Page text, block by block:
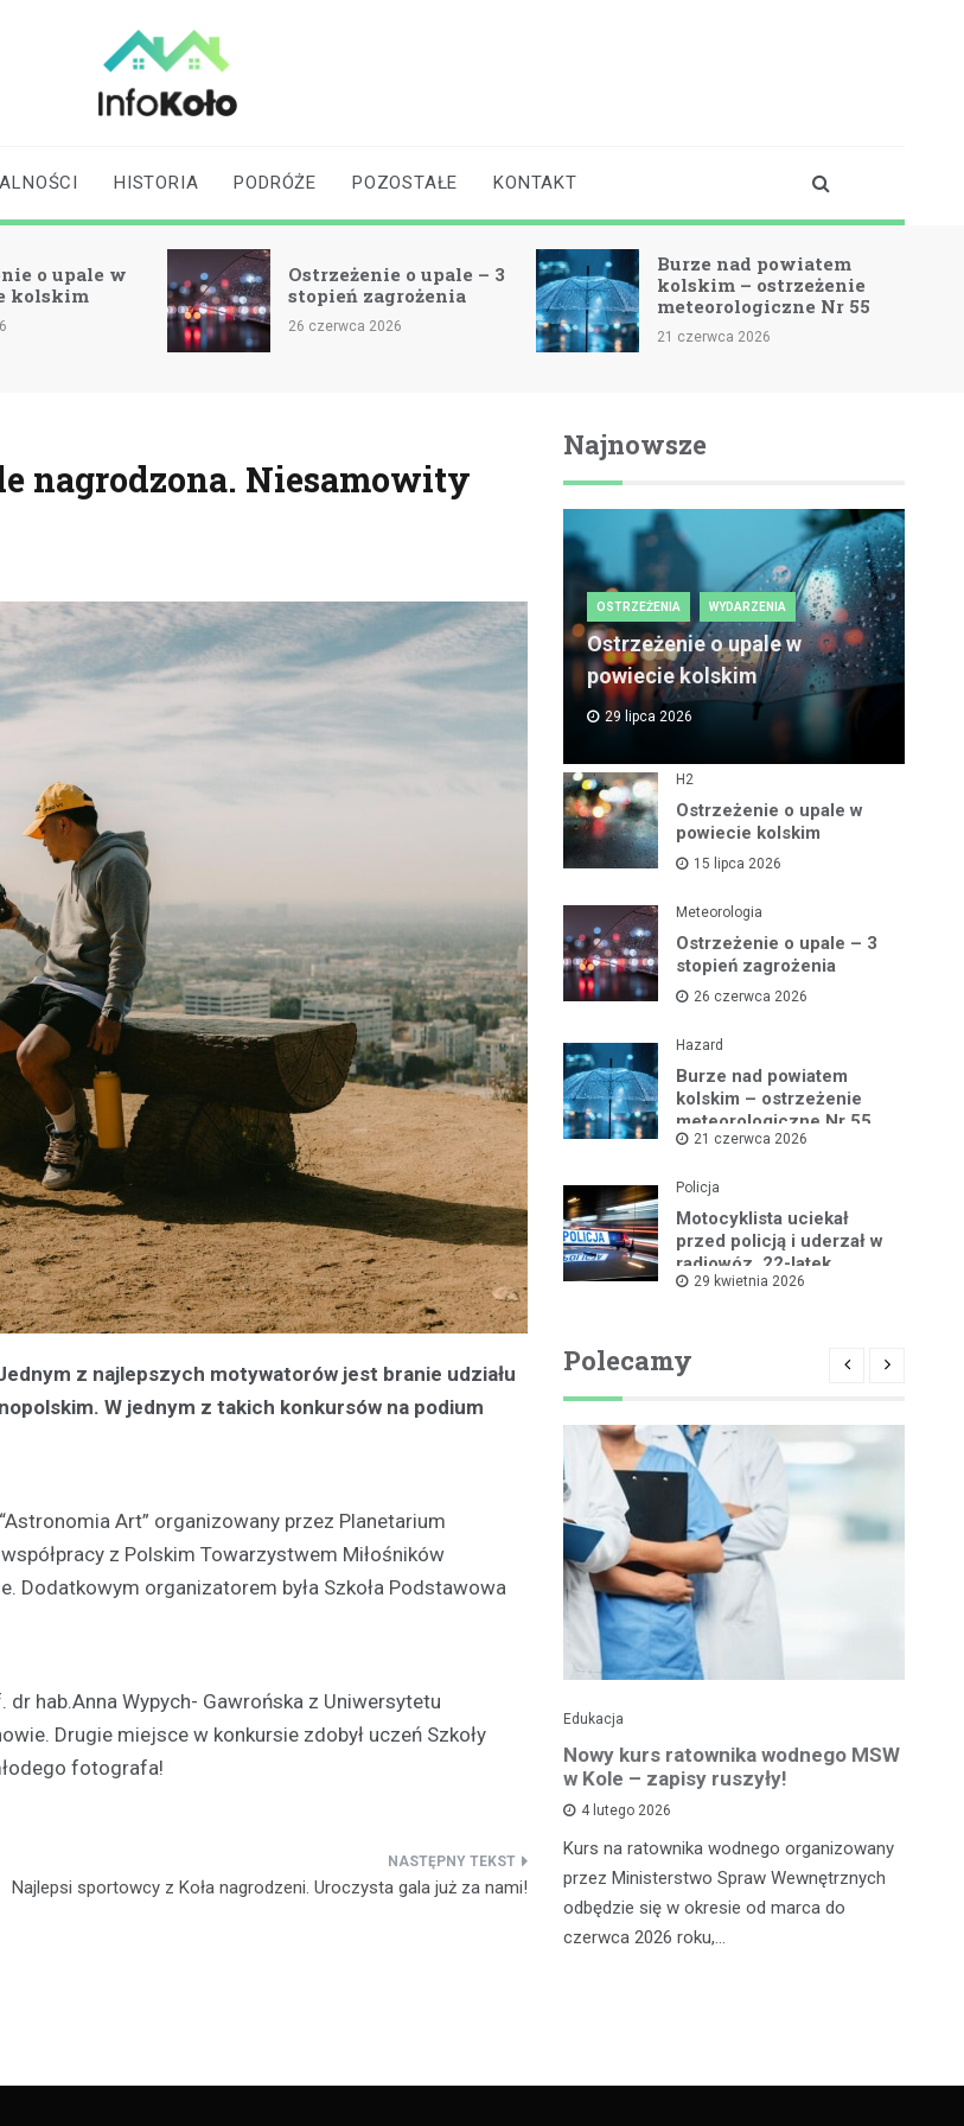
Koła | Koło
online
HISTORIA PODRÓŻE POZOSTAŁE KONTAKT
o upale w
kolskim
Ostrzeżenie o upale – 3
stopień zagrożenia
26 czerwca 2026
Burze nad powiatem
kolskim – ostrzeżenie
meteorologiczne Nr 55
21 czerwca 2026
nagrodzona. Niesamowity
z najlepszych motywatorów jest branie udziału
W jednym z takich konkursów na podium
Art” organizowany przez Planetarium
z Polskim Towarzystwem Miłośników
Dodatkowym organizatorem była Szkoła Podstawowa
hab.Anna Wypych- Gawrońska z Uniwersytetu
Drugie miejsce w konkursie zdobył uczeń Szkoły
fotografa!
Najlepsi sportowcy z Koła nagrodzeni. Uroczysta gala już za nami!
Najnowsze
OSTRZEŻENIA WYDARZENIA
Ostrzeżenie o upale w
powiecie kolskim
29 lipca 2026
H2
Ostrzeżenie o upale w
powiecie kolskim
15 lipca 2026
Meteorologia
Ostrzeżenie o upale – 3
stopień zagrożenia
26 czerwca 2026
Hazard
Burze nad powiatem
kolskim – ostrzeżenie
meteorologiczne Nr 55
21 czerwca 2026
Policja
Motocyklista uciekał
przed policją i uderzał w
radiowóz, 22-latek
zatrzymany
29 kwietnia 2026
Polecamy
28 grudnia w Winiarni Powiercie miało
Edukacja
Nowy kurs ratownika wodnego MSW
w Kole – zapisy ruszyły!
4 lutego 2026
Kurs na ratownika wodnego organizowany
przez Ministerstwo Spraw Wewnętrznych
odbędzie się w okresie od marca do
czerwca 2026 roku,…